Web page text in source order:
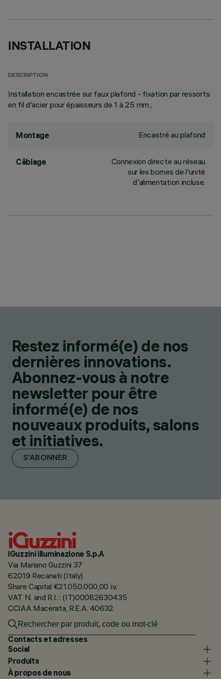
INSTALLATION
DESCRIPTION
Installation encastrée sur faux plafond - fixation par ressorts
en fil d'acier pour épaisseurs de 1 à 25 mm.;
Montage Encastré au plafond
Câblage
Connexion directe au réseau
sur les bornes de l'unité
d'alimentation incluse.
Restez informé(e) de nos
dernières innovations.
Abonnez-vous à notre
newsletter pour être
informé(e) de nos
nouveaux produits, salons
et initiatives.
S'ABONNER
iGuzzini illuminazione S.p.A
Via Mariano Guzzini 37
62019 Recanati (Italy)
Share Capital €21.050.000,00 i.v.
VAT N. and R.I. : (IT)00082630435
CCIAA Macerata, R.E.A. 40632
Contacts et adresses
Social
Produits
À propos de nous